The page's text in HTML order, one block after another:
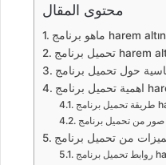
محتوى المقال
ماهو برنامج harem altın